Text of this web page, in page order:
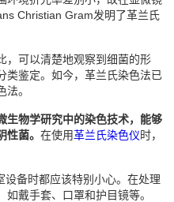
Christian Gram发明了革兰氏
可以清楚地观察到细菌的形
类鉴定。如今，革兰氏染色法已
。
生物学研究中的染色技术，能够
性菌。在使用革兰氏染色仪时，
备时都应该特别小心。在处理
戴手套、口罩和护目镜等。